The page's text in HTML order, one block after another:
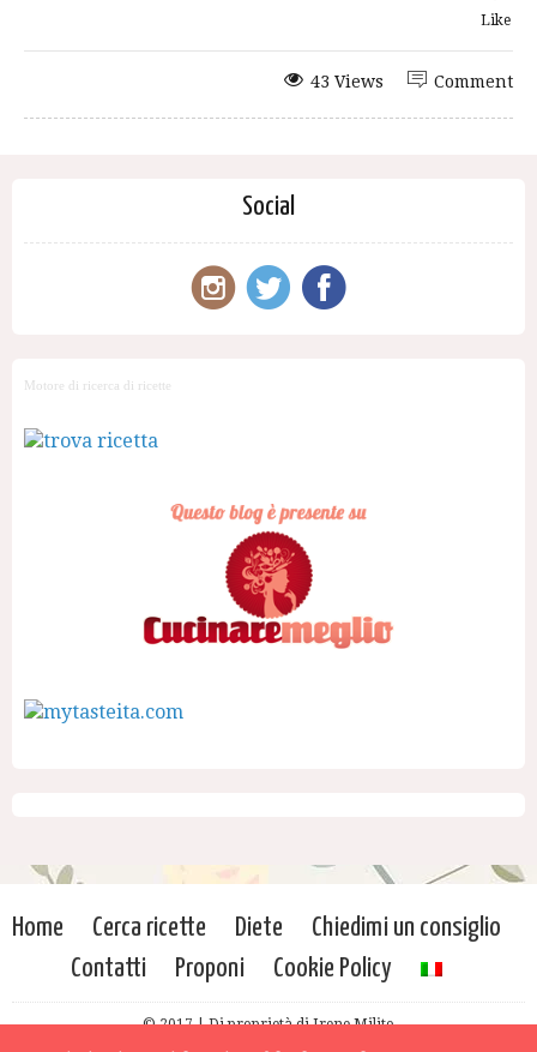
Like
Comment
43 Views
Social
Motore di ricerca di ricette
Home Cerca ricette Diete
Chiedimi un consiglio
Contatti
Proponi Cookie Policy
© 2017 | Di proprietà di Irene Milito